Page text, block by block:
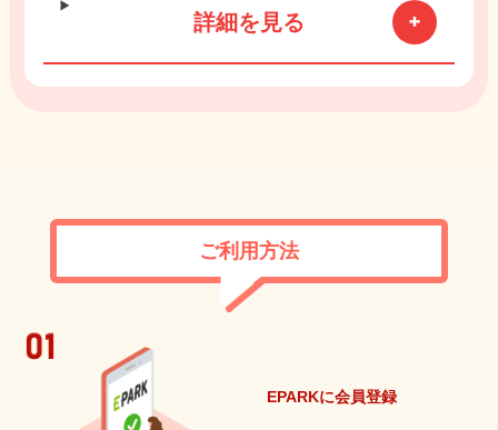
詳細を見る
ご利用方法
EPARKに会員登録